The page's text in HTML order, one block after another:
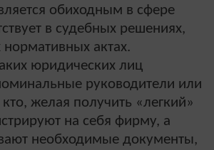
обиходным в сфере
в судебных решениях,
актах.
юридических лиц
руководители или
желая получить «легкий»
на себя фирму, а
необходимые документы,